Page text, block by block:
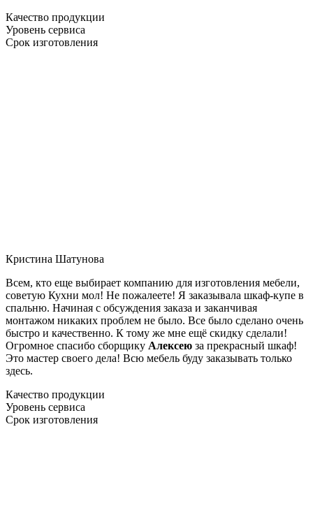
Качество продукции
Уровень сервиса
Срок изготовления
Кристина Шатунова
Всем, кто еще выбирает компанию для изготовления мебели,
советую Кухни мол! Не пожалеете! Я заказывала шкаф-купе в
спальню. Начиная с обсуждения заказа и заканчивая
монтажом никаких проблем не было. Все было сделано очень
быстро и качественно. К тому же мне ещё скидку сделали!
Огромное спасибо сборщику Алексею за прекрасный шкаф!
Это мастер своего дела! Всю мебель буду заказывать только
здесь.
Качество продукции
Уровень сервиса
Срок изготовления